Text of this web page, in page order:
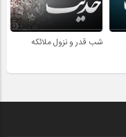
شب قدر و نزول ملائکه